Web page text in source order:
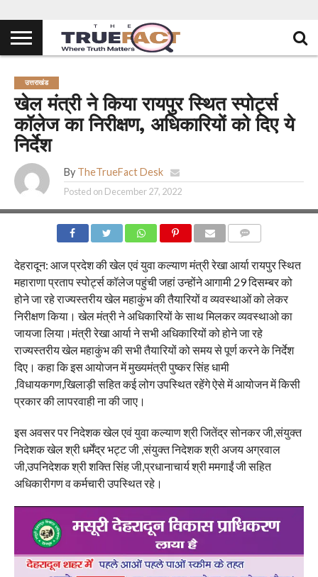
उत्तराखंड
खेल मंत्री ने किया रायपुर स्थित स्पोर्ट्स
कॉलेज का निरीक्षण, अधिकारियों को दिए ये
निर्देश
By TheTrueFact Desk
Posted on December 27, 2022
देहरादून: आज प्रदेश की खेल एवं युवा कल्याण मंत्री रेखा आर्या रायपुर स्थित
महाराणा प्रताप स्पोर्ट्स कॉलेज पहुंची जहां उन्होंने आगामी 29 दिसम्बर को
होने जा रहे राज्यस्तरीय खेल महाकुंभ की तैयारियों व व्यवस्थाओं को लेकर
निरीक्षण किया। खेल मंत्री ने अधिकारियों के साथ मिलकर व्यवस्थाओ का
जायजा लिया।मंत्री रेखा आर्या ने सभी अधिकारियों को होने जा रहे
राज्यस्तरीय खेल महाकुंभ की सभी तैयारियों को समय से पूर्ण करने के निर्देश
दिए। कहा कि इस आयोजन में मुख्यमंत्री पुष्कर सिंह धामी
,विधायकगण,खिलाड़ी सहित कई लोग उपस्थित रहेंगे ऐसे में आयोजन में किसी
प्रकार की लापरवाही ना की जाए।
इस अवसर पर निदेशक खेल एवं युवा कल्याण श्री जितेंद्र सोनकर जी,संयुक्त
निदेशक खेल श्री धर्मेंद्र भट्ट जी ,संयुक्त निदेशक श्री अजय अग्रवाल
जी,उपनिदेशक श्री शक्ति सिंह जी,प्रधानाचार्य श्री ममगाईं जी सहित
अधिकारीगण व कर्मचारी उपस्थित रहे।